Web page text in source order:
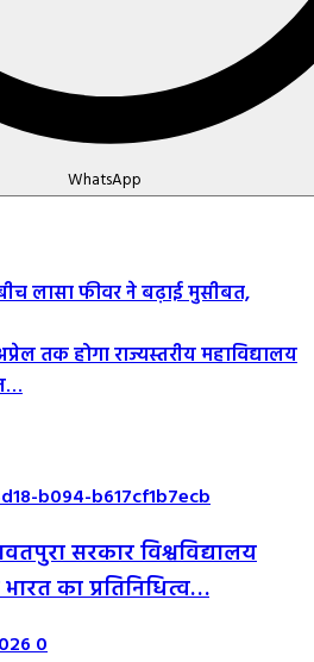
WhatsApp
लासा फीवर ने बढ़ाई मुसीबत,
तक होगा राज्यस्तरीय महाविद्यालय
सरकार विश्वविद्यालय
का प्रतिनिधित्व…
0